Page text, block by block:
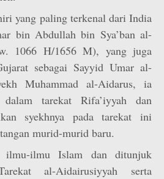
yang paling terkenal dari India
bin Abdullah bin Sya’ban al-
1066 H/1656 M), yang juga
sebagai Sayyid Umar al-
Muhammad al-Aidarus, ia
tarekat Rifa’iyyah dan
syekhnya pada tarekat ini
murid-murid baru.
ilmu-ilmu Islam dan ditunjuk
al-Aidairusiyyah serta